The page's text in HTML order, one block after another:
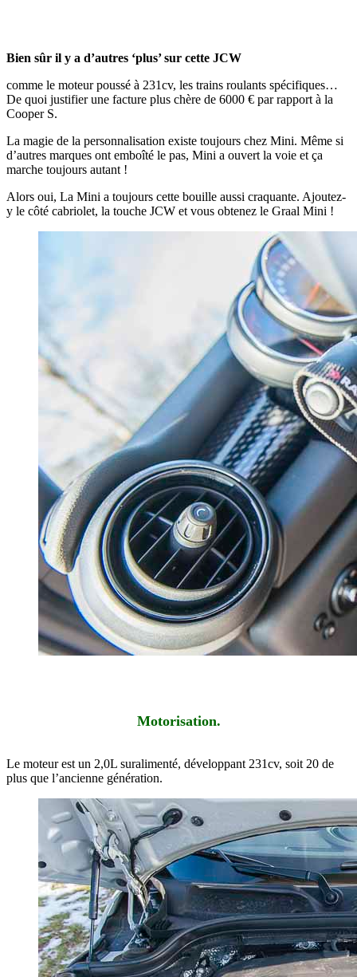
Bien sûr il y a d’autres ‘plus’ sur cette JCW
comme le moteur poussé à 231cv, les trains roulants spécifiques…
De quoi justifier une facture plus chère de 6000 € par rapport à la
Cooper S.
La magie de la personnalisation existe toujours chez Mini. Même si
d’autres marques ont emboîté le pas, Mini a ouvert la voie et ça
marche toujours autant !
Alors oui, La Mini a toujours cette bouille aussi craquante. Ajoutez-
y le côté cabriolet, la touche JCW et vous obtenez le Graal Mini !
Motorisation.
Le moteur est un 2,0L suralimenté, développant 231cv, soit 20 de
plus que l’ancienne génération.